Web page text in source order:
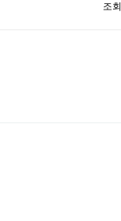
조회